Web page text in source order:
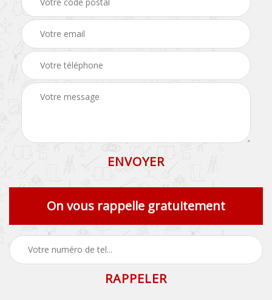
On vous rappelle gratuitement